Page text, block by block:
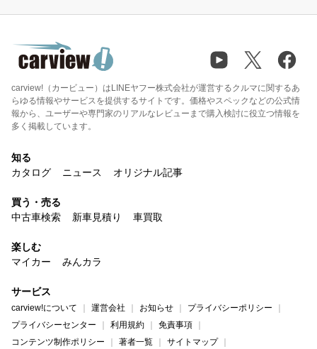
carview!（カービュー）はLINEヤフー株式会社が運営するクルマに関するあ
らゆる情報やサービスを提供するサイトです。価格やスペックなどの公式情
報から、ユーザーや専門家のリアルなレビューまで購入検討に役立つ情報を
多く掲載しています。
知る
カタログ
ニュース オリジナル記事
買う・売る
中古車検索
新車見積り 車買取
楽しむ
マイカー
みんカラ
サービス
carview!について 運営会社 お知らせ
プライバシーポリシー
プライバシーセンター
利用規約
免責事項
コンテンツ制作ポリシー
著者一覧
サイトマップ